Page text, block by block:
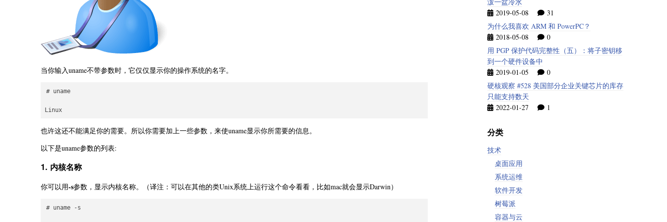
当你输入uname不带参数时，它仅仅显示你的操作系统的名字。
# uname
也许这还不能满足你的需要。所以你需要加上一些参数，来使uname显示你所需要的信息。
以下是uname参数的列表:
1. 内核名称
你可以用-s参数，显示内核名称。（译注：可以在其他的类Unix系统上运行这个命令看看，比如mac就会显示Darwin）
# uname -s
2019-05-08
31
为什么我喜欢 ARM 和 PowerPC？
2018-05-08
0
用 PGP 保护代码完整性（五）：将子密钥移
到一个硬件设备中
2019-01-05
0
硬核观察 #528 美国部分企业关键芯片的库存
只能支持数天
2022-01-27
1
分类
技术
桌面应用
系统运维
软件开发
树莓派
容器与云